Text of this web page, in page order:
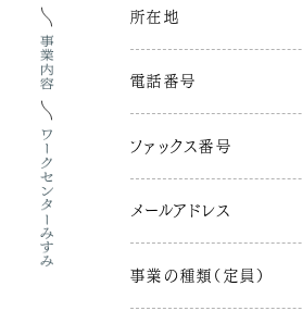
事業内容
ワークセンターみすみ
所在地
電話番号
ファックス番号
メールアドレス
事業の種類（定員）